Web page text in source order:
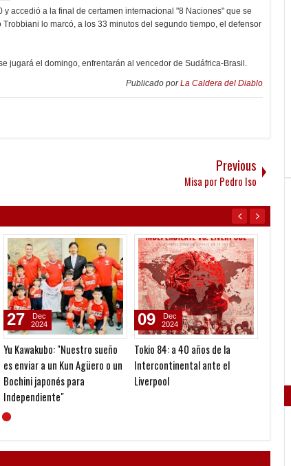
accedió a la final de certamen internacional "8 Naciones" que se
lo marcó, a los 33 minutos del segundo tiempo, el defensor
jugará el domingo, enfrentarán al vencedor de Sudáfrica-Brasil.
Publicado porLa Caldera del Diablo
Previous
Misa por Pedro Iso
Su representante confirmó
propuestas por Abaldo
10
Feb
2026
Los números de Tarzia
09
Feb
2026